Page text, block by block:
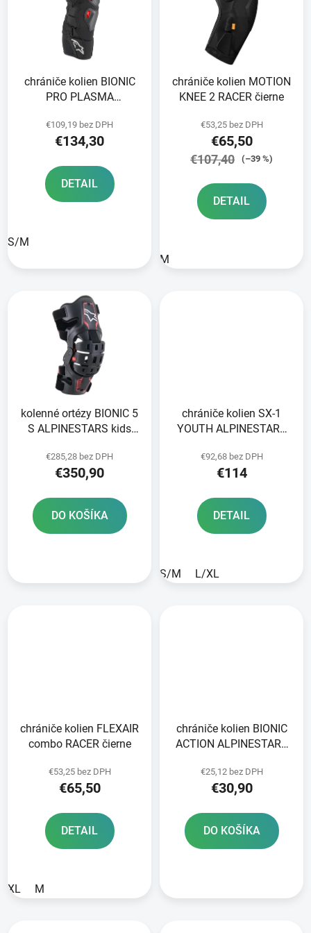
chrániče kolien BIONIC
PRO PLASMA
červená/biela 2025
€109,19 bez DPH
€134,30
DETAIL
S/M
chrániče kolien MOTION
KNEE 2 RACER čierne
€53,25 bez DPH
€65,50
€107,40 (–39 %)
DETAIL
M
kolenné ortézy BIONIC 5
S ALPINESTARS kids
€285,28 bez DPH
€350,90
DO KOŠÍKA
chrániče kolien SX-1
YOUTH ALPINESTARS
€92,68 bez DPH
€114
DETAIL
S/M L/XL
chrániče kolien FLEXAIR
combo RACER čierne
€53,25 bez DPH
€65,50
DETAIL
XL M
chrániče kolien BIONIC
ACTION ALPINESTARS
pár 2025
€25,12 bez DPH
€30,90
DO KOŠÍKA